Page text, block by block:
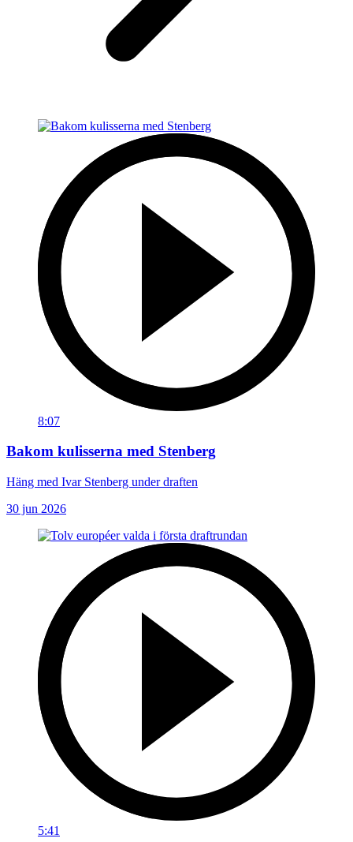
8:07
Bakom kulisserna med Stenberg
Häng med Ivar Stenberg under draften
30 jun 2026
5:41